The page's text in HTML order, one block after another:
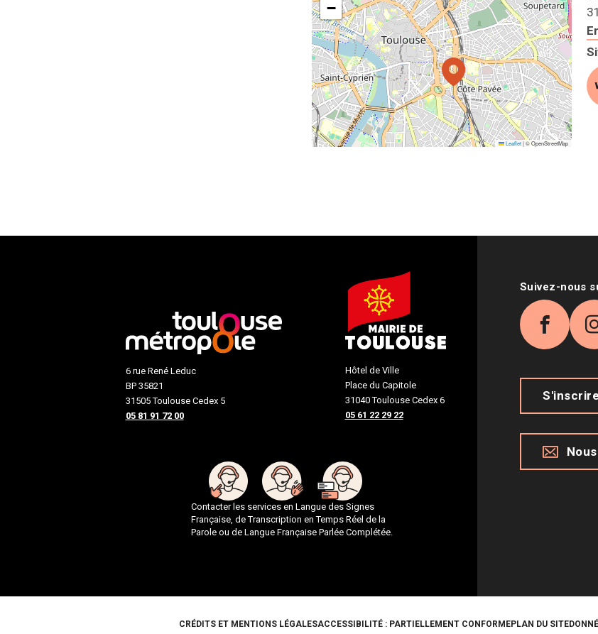
−
Leaflet |© OpenStreetMap
6 rue René Leduc
BP 35821
31505 Toulouse Cedex 5
05 81 91 72 00
Hôtel de Ville
Place du Capitole
31040 Toulouse Cedex 6
05 61 22 29 22
Contacter les services en Langue des Signes
Française, de Transcription en Temps Réel de la
Parole ou de Langue Française Parlée Complétée.
Suivez-nous
CRÉDITS ET MENTIONS LÉGALESACCESSIBILITÉ : PARTIELLEMENT CONFORMEPLAN DU SITE